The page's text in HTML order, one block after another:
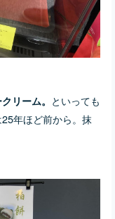
リーム。 といっても
年ほど前から。抹